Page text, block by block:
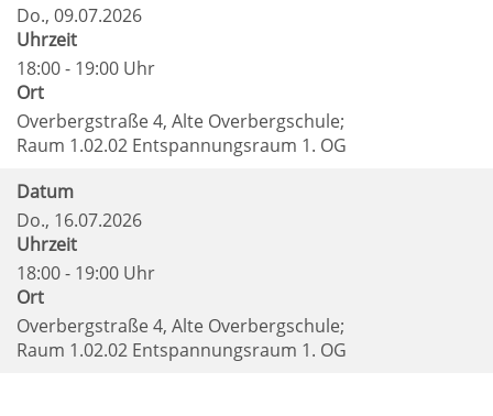
Do., 09.07.2026
Uhrzeit
18:00 - 19:00 Uhr
Ort
Overbergstraße 4, Alte Overbergschule;
Raum 1.02.02 Entspannungsraum 1. OG
Datum
Do., 16.07.2026
Uhrzeit
18:00 - 19:00 Uhr
Ort
Overbergstraße 4, Alte Overbergschule;
Raum 1.02.02 Entspannungsraum 1. OG